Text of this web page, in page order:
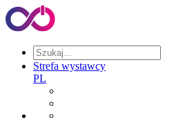
Strefa wystawcy
PL